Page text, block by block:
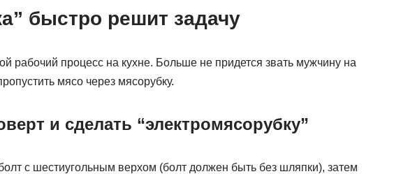
быстро решит задачу
рабочий процесс на кухне. Больше не придется звать мужчину на
мясо через мясорубку.
и сделать “электромясорубку”
с шестиугольным верхом (болт должен быть без шляпки), затем